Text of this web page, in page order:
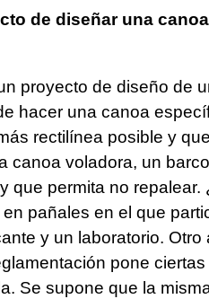
de diseñar una
proyecto de diseño de
hacer una canoa
rectilínea posible y
canoa voladora, un
que permita no repalear.
pañales en el que
y un laboratorio. Otro
pone
Se supone que la